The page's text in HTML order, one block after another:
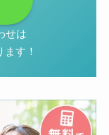
せは
す！